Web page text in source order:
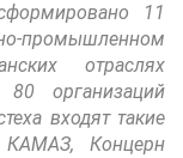
11
промышленном
отраслях
организаций
входят такие
Концерн